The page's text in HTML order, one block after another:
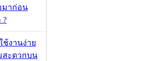
มาก่อน
?
ช้งานง่าย
สะดวกบน